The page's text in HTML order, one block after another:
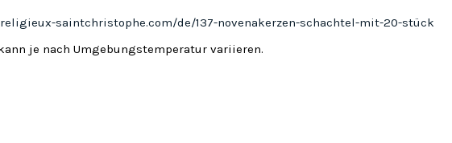
religieux-saintchristophe.com/de/137-novenakerzen-schachtel-mit-20-stück
je nach Umgebungstemperatur variieren.